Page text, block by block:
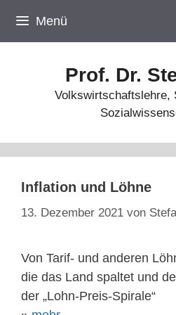
Inhalt
springen
Menü
Prof. Dr.
Volkswirtschaftslehre,
Inflation und Löhne
13. Dezember 2021 von
Von Tarif- und anderen
die das Land spaltet und
der „Lohn-Preis-Spirale“